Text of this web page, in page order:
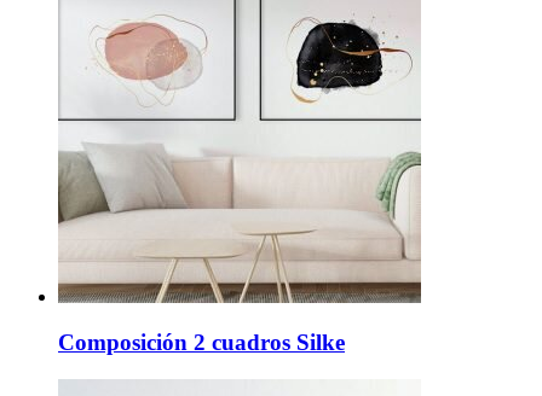
Composición 2 cuadros Silke